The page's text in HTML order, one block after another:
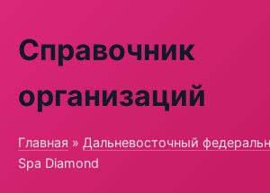
Справочник
организаций
Главная » Дальневосточный
Spa Diamond